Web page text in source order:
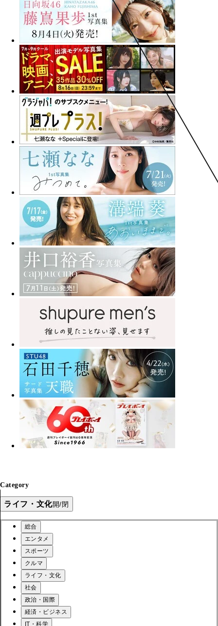
Category
ライフ・文化開/閉
総合
エンタメ
スポーツ
クルマ
ライフ・文化
社会
政治・国際
経済・ビジネス
IT・科学